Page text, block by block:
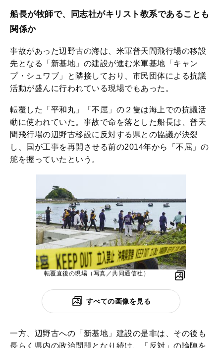
船長が牧師で、同志社がキリスト教系であることも
関係か
事故があった辺野古の海は、米軍普天間飛行場の移設
先となる「新基地」の建設が進む米軍基地「キャン
プ・シュワブ」と隣接しており、市民団体による抗議
活動が盛んに行われている現場でもあった。
転覆した「平和丸」「不屈」の２隻は海上での抗議活
動に使われていた。事故で命を落とした船長は、普天
間飛行場の辺野古移設に反対する県との協議が決裂
し、国が工事を再開させる前の2014年から「不屈」の
舵を握っていたという。
転覆直後の現場（写真／共同通信社）
すべての画像を見る
一方、辺野古への「新基地」建設の是非は、その後も
長らく県内の政治問題となり続け、「反対」の論陣を